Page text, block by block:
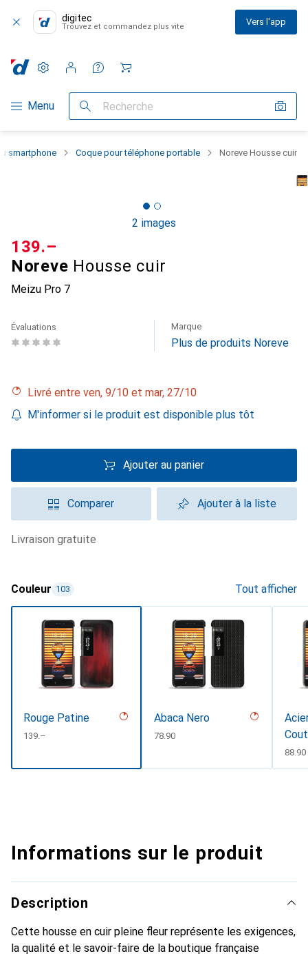
digitec
Trouvez et commandez plus vite Vers l'app
Navigation par catégorie
Menu Recherche
Paramètres
Compte client
Listes de comparaison
Listes d'envies
Panier
smartphone Coque pour téléphone portable Noreve Housse cuir
2 images
Noreve Housse cuir
Meizu Pro 7
CHF
139.–
Évaluations Marque
Plus de produits Noreve
Livré entre ven, 9/10 et mar, 27/10
M'informer si le produit est disponible plus tôt
Ajouter au panier
Comparer Ajouter à la liste
livraison gratuite
Couleur 103 Tout afficher
Rouge Patine
CHF
139.–
Abaca Nero
CHF
78.90
CHF
88.90
Informations sur le produit
Description
Cette housse en cuir pleine fleur représente les exigences,
la qualité et le savoir-faire de la boutique française